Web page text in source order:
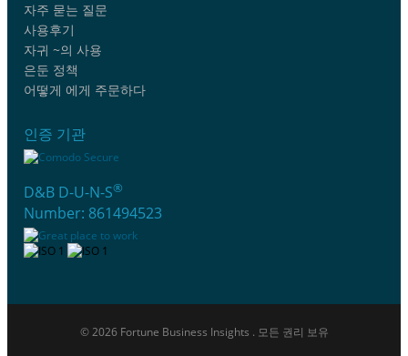
자주 묻는 질문
사용후기
자귀 ~의 사용
은둔 정책
어떻게 에게 주문하다
인증 기관
D&B D-U-N-S®
Number: 861494523
© 2026 Fortune Business Insights . 모든 권리 보유